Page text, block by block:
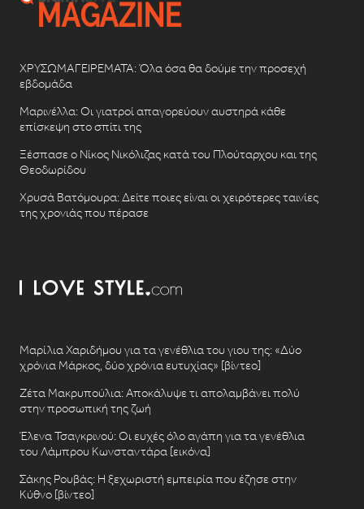
ΧΡΥΣΩΜΑΓΕΙΡΕΜΑΤΑ: Όλα όσα θα δούμε την προσεχή
εβδομάδα
Μαρινέλλα: Οι γιατροί απαγορεύουν αυστηρά κάθε
επίσκεψη στο σπίτι της
Ξέσπασε ο Νίκος Νικόλιζας κατά του Πλούταρχου και της
Θεοδωρίδου
Χρυσά Βατόμουρα: Δείτε ποιες είναι οι χειρότερες ταινίες
της χρονιάς που πέρασε
Μαρίλια Χαριδήμου για τα γενέθλια του γιου της: «Δύο
χρόνια Μάρκος, δύο χρόνια ευτυχίας» [βίντεο]
Ζέτα Μακρυπούλια: Αποκάλυψε τι απολαμβάνει πολύ
στην προσωπική της ζωή
Έλενα Τσαγκρινού: Οι ευχές όλο αγάπη για τα γενέθλια
του Λάμπρου Κωνσταντάρα [εικόνα]
Σάκης Ρουβάς: Η ξεχωριστή εμπειρία που έζησε στην
Κύθνο [βίντεο]